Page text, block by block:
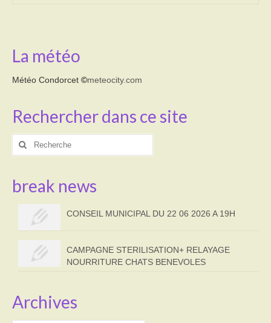
La météo
Météo Condorcet ©meteocity.com
Rechercher dans ce site
Rechercher
break news
CONSEIL MUNICIPAL DU 22 06 2026 A 19H
CAMPAGNE STERILISATION+ RELAYAGE
NOURRITURE CHATS BENEVOLES
Archives